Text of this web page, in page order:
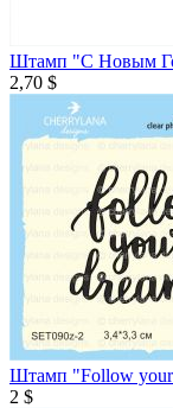
Штамп "С Новым
2,70 $
Штамп "Follow your
2 $